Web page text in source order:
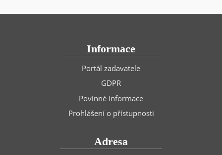
Informace
Portál zadavatele
GDPR
Povinné informace
Prohlášení o přístupnosti
Adresa